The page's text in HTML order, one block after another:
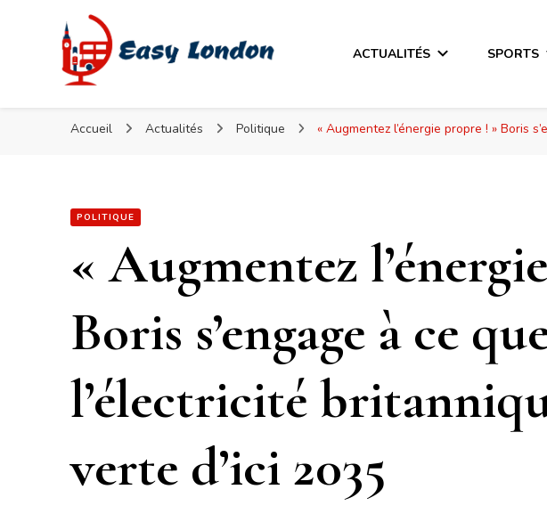
Easy London
Easy London
ACTUALITÉS SPORTS
Accueil Actualités Politique « Augmentez l’énergie propre ! » Boris
POLITIQUE
« Augmentez
Boris s’engage à ce
l’électricité
verte d’ici 2035